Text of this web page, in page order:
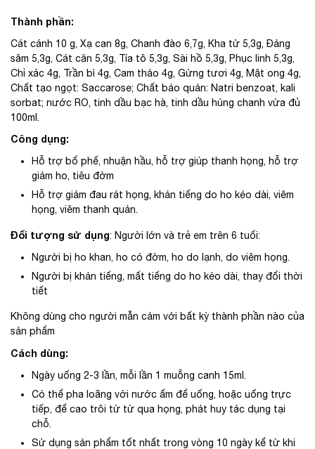
Thành phần:
Cát cánh 10 g, Xạ can 8g, Chanh đào 6,7g, Kha tử 5,3g, Đảng
sâm 5,3g, Cát căn 5,3g, Tía tô 5,3g, Sài hồ 5,3g, Phục linh 5,3g,
Chỉ xác 4g, Trần bì 4g, Cam thảo 4g, Gừng tươi 4g, Mật ong 4g,
Chất tạo ngọt: Saccarose; Chất bảo quản: Natri benzoat, kali
sorbat; nước RO, tinh dầu bạc hà, tinh dầu húng chanh vừa đủ
100ml.
Công dụng:
Hỗ trợ bổ phế, nhuận hầu, hỗ trợ giúp thanh họng, hỗ trợ
giảm ho, tiêu đờm
Hỗ trợ giảm đau rát họng, khản tiếng do ho kéo dài, viêm
họng, viêm thanh quản.
Đối tượng sử dụng: Người lớn và trẻ em trên 6 tuổi:
Người bị ho khan, ho có đờm, ho do lạnh, do viêm họng.
Người bị khản tiếng, mất tiếng do ho kéo dài, thay đổi thời
tiết
Không dùng cho người mẫn cảm với bất kỳ thành phần nào của
sản phẩm
Cách dùng:
Ngày uống 2-3 lần, mỗi lần 1 muỗng canh 15ml.
Có thể pha loãng với nước ấm để uống, hoặc uống trực
tiếp, để cao trôi từ từ qua họng, phát huy tác dụng tại
chỗ.
Sử dụng sản phẩm tốt nhất trong vòng 10 ngày kể từ khi